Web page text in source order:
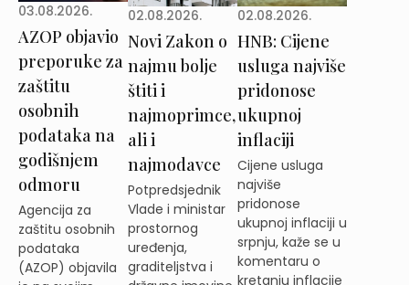
03.08.2026.
AZOP objavio
preporuke za
zaštitu
osobnih
podataka na
godišnjem
odmoru
Agencija za
zaštitu osobnih
podataka
(AZOP) objavila
02.08.2026.
Novi Zakon o
najmu bolje
štiti i
najmoprimce,
ali i
najmodavce
Potpredsjednik
Vlade i ministar
prostornog
uređenja,
graditeljstva i
02.08.2026.
HNB: Cijene
usluga najviše
pridonose
ukupnoj
inflaciji
Cijene usluga
najviše
pridonose
ukupnoj inflaciji u
srpnju, kaže se u
komentaru o
kretanju inflacije